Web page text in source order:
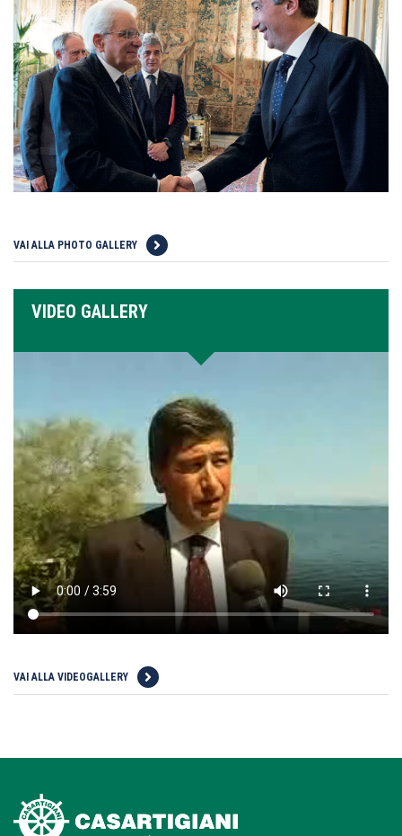
VAI ALLA PHOTO GALLERY
VIDEO GALLERY
VAI ALLA VIDEOGALLERY